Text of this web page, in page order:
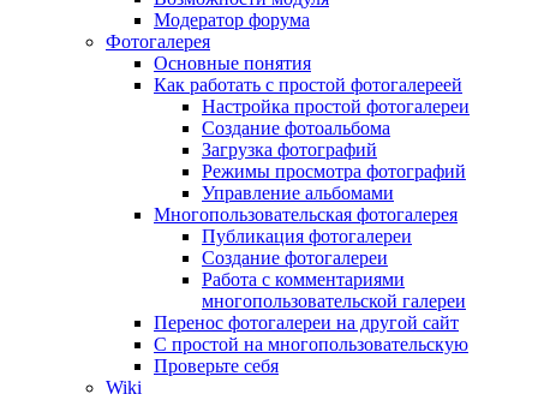
Модератор форума
Фотогалерея
Основные понятия
Как работать с простой фотогалереей
Настройка простой фотогалереи
Создание фотоальбома
Загрузка фотографий
Режимы просмотра фотографий
Управление альбомами
Многопользовательская фотогалерея
Публикация фотогалереи
Создание фотогалереи
Работа с комментариями
многопользовательской галереи
Перенос фотогалереи на другой сайт
С простой на многопользовательскую
Проверьте себя
Wiki